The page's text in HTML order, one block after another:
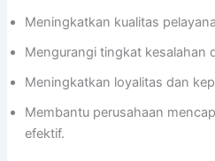
Meningkatkan kualitas
Mengurangi tingkat kesalahan
Meningkatkan loyalitas dan
Membantu perusahaan
efektif.